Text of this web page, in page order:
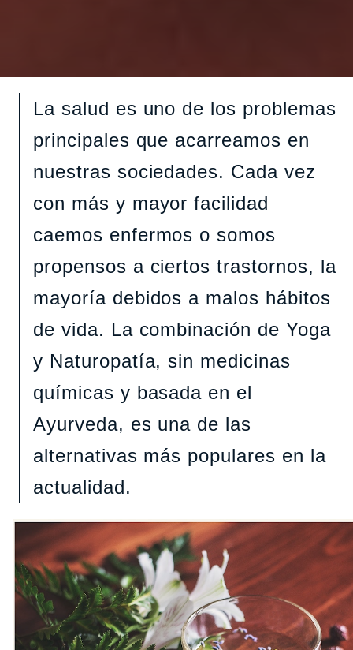
La salud es uno de los problemas
principales que acarreamos en
nuestras sociedades. Cada vez
con más y mayor facilidad
caemos enfermos o somos
propensos a ciertos trastornos, la
mayoría debidos a malos hábitos
de vida. La combinación de Yoga
y Naturopatía, sin medicinas
químicas y basada en el
Ayurveda, es una de las
alternativas más populares en la
actualidad.